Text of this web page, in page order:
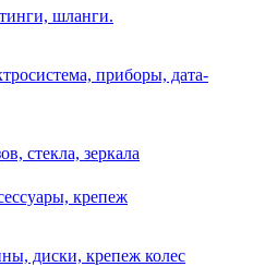
шланги.
приборы, дата-
стекла, зеркала
крепеж
диски, крепеж колес